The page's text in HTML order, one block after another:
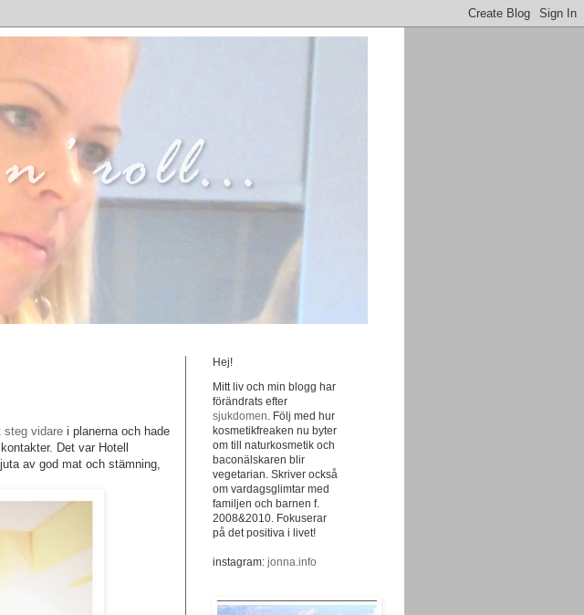
steg vidare i planerna och hade
Det var Hotell
av god mat och stämning,
Hej!
Mitt liv och min blogg har
förändrats efter
sjukdomen. Följ med hur
kosmetikfreaken nu byter
om till naturkosmetik och
baconälskaren blir
vegetarian. Skriver också
om vardagsglimtar med
familjen och barnen f.
2008&2010. Fokuserar
på det positiva i livet!
instagram: jonna.info